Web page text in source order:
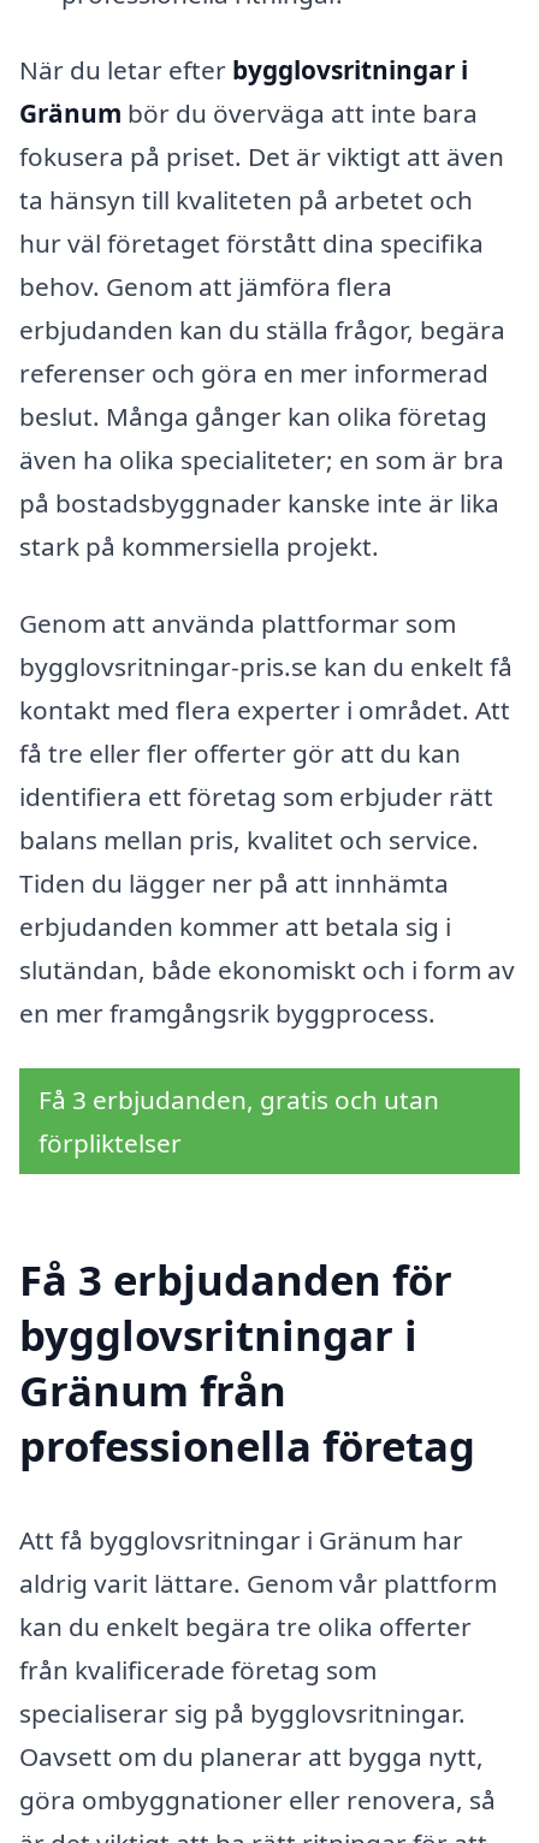
När du letar efter bygglovsritningar i
Gränum bör du överväga att inte bara
fokusera på priset. Det är viktigt att även
ta hänsyn till kvaliteten på arbetet och
hur väl företaget förstått dina specifika
behov. Genom att jämföra flera
erbjudanden kan du ställa frågor, begära
referenser och göra en mer informerad
beslut. Många gånger kan olika företag
även ha olika specialiteter; en som är bra
på bostadsbyggnader kanske inte är lika
stark på kommersiella projekt.
Genom att använda plattformar som
bygglovsritningar-pris.se kan du enkelt få
kontakt med flera experter i området. Att
få tre eller fler offerter gör att du kan
identifiera ett företag som erbjuder rätt
balans mellan pris, kvalitet och service.
Tiden du lägger ner på att innhämta
erbjudanden kommer att betala sig i
slutändan, både ekonomiskt och i form av
en mer framgångsrik byggprocess.
Få 3 erbjudanden, gratis och utan
förpliktelser
Få 3 erbjudanden för
bygglovsritningar i
Gränum från
professionella företag
Att få bygglovsritningar i Gränum har
aldrig varit lättare. Genom vår plattform
kan du enkelt begära tre olika offerter
från kvalificerade företag som
specialiserar sig på bygglovsritningar.
Oavsett om du planerar att bygga nytt,
göra ombyggnationer eller renovera, så